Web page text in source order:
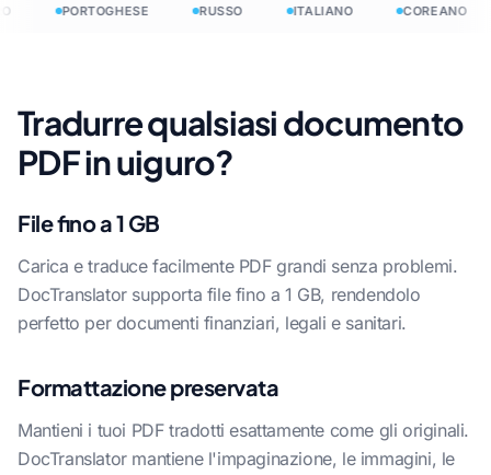
PORTOGHESE RUSSO ITALIANO COREANO
Tradurre qualsiasi documento
PDF in uiguro?
File fino a 1 GB
Carica e traduce facilmente PDF grandi senza problemi.
DocTranslator supporta file fino a 1 GB, rendendolo
perfetto per documenti finanziari, legali e sanitari.
Formattazione preservata
Mantieni i tuoi PDF tradotti esattamente come gli originali.
DocTranslator mantiene l'impaginazione, le immagini, le